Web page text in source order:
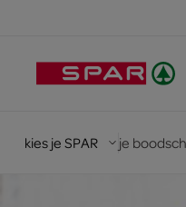
kies je SPAR je